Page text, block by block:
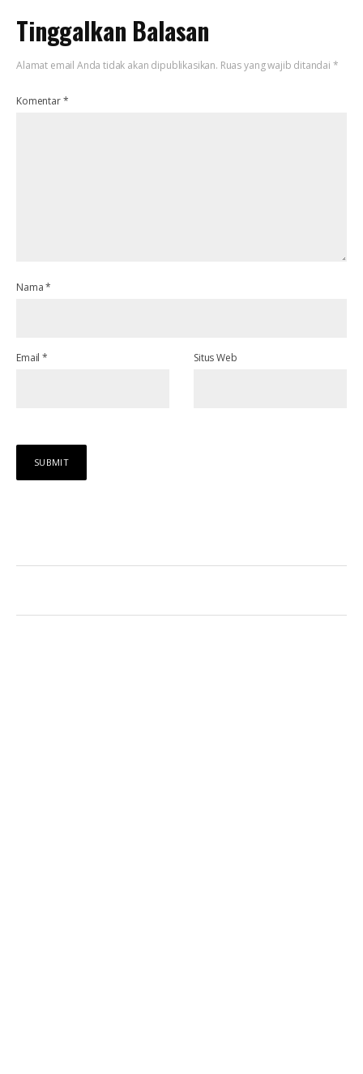
Tinggalkan Balasan
Alamat email Anda tidak akan dipublikasikan. Ruas yang wajib ditandai *
Komentar*
Nama*
Email* Situs Web